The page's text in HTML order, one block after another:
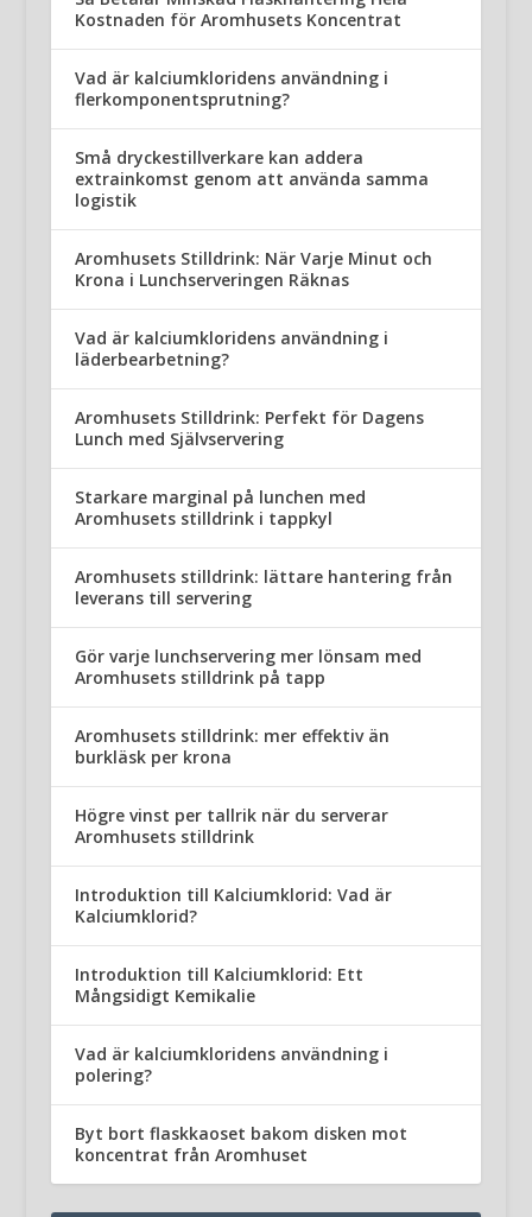
Kostnaden för Aromhusets Koncentrat
Vad är kalciumkloridens användning i
flerkomponentsprutning?
Små dryckestillverkare kan addera
extrainkomst genom att använda samma
logistik
Aromhusets Stilldrink: När Varje Minut och
Krona i Lunchserveringen Räknas
Vad är kalciumkloridens användning i
läderbearbetning?
Aromhusets Stilldrink: Perfekt för Dagens
Lunch med Självservering
Starkare marginal på lunchen med
Aromhusets stilldrink i tappkyl
Aromhusets stilldrink: lättare hantering från
leverans till servering
Gör varje lunchservering mer lönsam med
Aromhusets stilldrink på tapp
Aromhusets stilldrink: mer effektiv än
burkläsk per krona
Högre vinst per tallrik när du serverar
Aromhusets stilldrink
Introduktion till Kalciumklorid: Vad är
Kalciumklorid?
Introduktion till Kalciumklorid: Ett
Mångsidigt Kemikalie
Vad är kalciumkloridens användning i
polering?
Byt bort flaskkaoset bakom disken mot
koncentrat från Aromhuset